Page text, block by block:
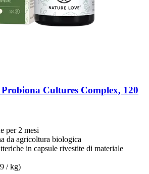
Probiona Cultures Complex, 120
per 2 mesi
da agricoltura biologica
in capsule rivestite di materiale
/ kg)